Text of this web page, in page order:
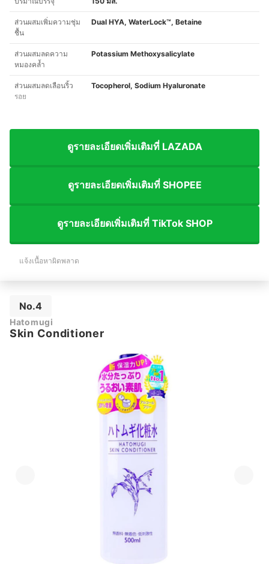
ส่วนผสมเพิ่มความชุ่ม
ชื้น
Dual HYA, WaterLock™, Betaine
ส่วนผสมลดความ
หมองคล้ำ
Potassium Methoxysalicylate
ส่วนผสมลดเลือนริ้ว
รอย
Tocopherol, Sodium Hyaluronate
ดูรายละเอียดเพิ่มเติมที่ LAZADA
ดูรายละเอียดเพิ่มเติมที่ SHOPEE
ดูรายละเอียดเพิ่มเติมที่ TikTok SHOP
แจ้งเนื้อหาผิดพลาด
No.4
Hatomugi
Skin Conditioner